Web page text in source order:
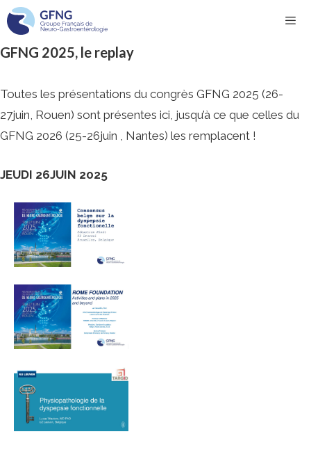
Aller
au
contenu
GFNG 2025, le replay
Toutes les présentations du congrès GFNG 2025 (26-
27juin, Rouen) sont présentes ici, jusqu’à ce que celles du
GFNG 2026 (25-26juin , Nantes) les remplacent !
JEUDI 26JUIN 2025